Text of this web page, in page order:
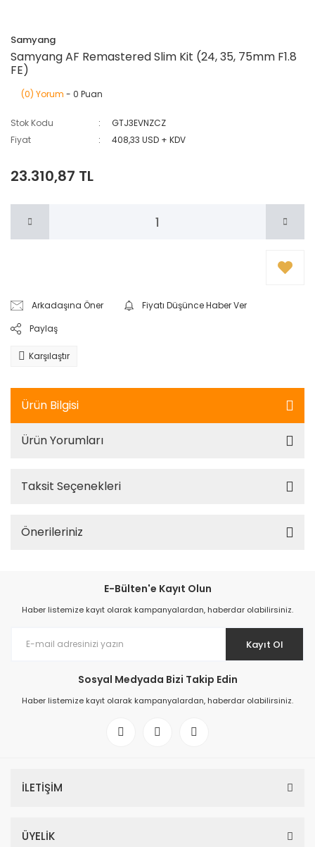
Samyang
Samyang AF Remastered Slim Kit (24, 35, 75mm F1.8
FE)
(0) Yorum - 0 Puan
Stok Kodu
GTJ3EVNZCZ
Fiyat
408,33 USD + KDV
23.310,87 TL
Arkadaşına Öner
Fiyatı Düşünce Haber Ver
Paylaş
Karşılaştır
Ürün Bilgisi
Ürün Yorumları
Taksit Seçenekleri
Önerileriniz
E-Bülten'e Kayıt Olun
Haber listemize kayıt olarak kampanyalardan, haberdar olabilirsiniz.
Kayıt Ol
Sosyal Medyada Bizi Takip Edin
Haber listemize kayıt olarak kampanyalardan, haberdar olabilirsiniz.
İLETİŞİM
ÜYELİK